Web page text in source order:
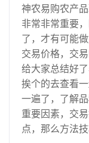
神农易购农产
非常非常重要
了，才有可能
交易价格，交
给大家总结好
挨个的去查看
一遍了，了解
重要因素，交
点，那么方法